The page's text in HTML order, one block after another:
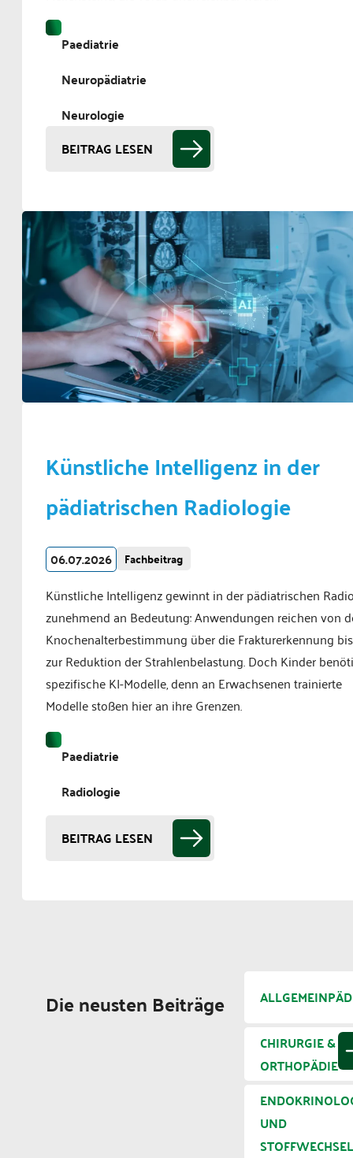
Paediatrie
Neuropädiatrie
Neurologie
BEITRAG LESEN
Künstliche Intelligenz in der
pädiatrischen Radiologie
06.07.2026 Fachbeitrag
Künstliche Intelligenz gewinnt in der pädiatrischen
zunehmend an Bedeutung: Anwendungen reichen von
Knochenalterbestimmung über die Frakturerkennung
zur Reduktion der Strahlenbelastung. Doch Kinder
spezifische KI-Modelle, denn an Erwachsenen trainierte
Modelle stoßen hier an ihre Grenzen.
Paediatrie
Radiologie
BEITRAG LESEN
Die neusten Beiträge
CHIRURGIE &
ORTHOPÄDIE
UND